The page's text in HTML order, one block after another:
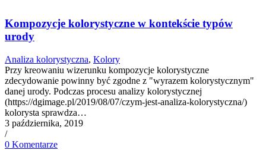
Kompozycje kolorystyczne w kontekście typów
urody
Analiza kolorystyczna, Kolory
Przy kreowaniu wizerunku kompozycje kolorystyczne
zdecydowanie powinny być zgodne z "wyrazem kolorystycznym"
danej urody. Podczas procesu analizy kolorystycznej
(https://dgimage.pl/2019/08/07/czym-jest-analiza-kolorystyczna/)
kolorysta sprawdza…
3 października, 2019
/
0 Komentarze